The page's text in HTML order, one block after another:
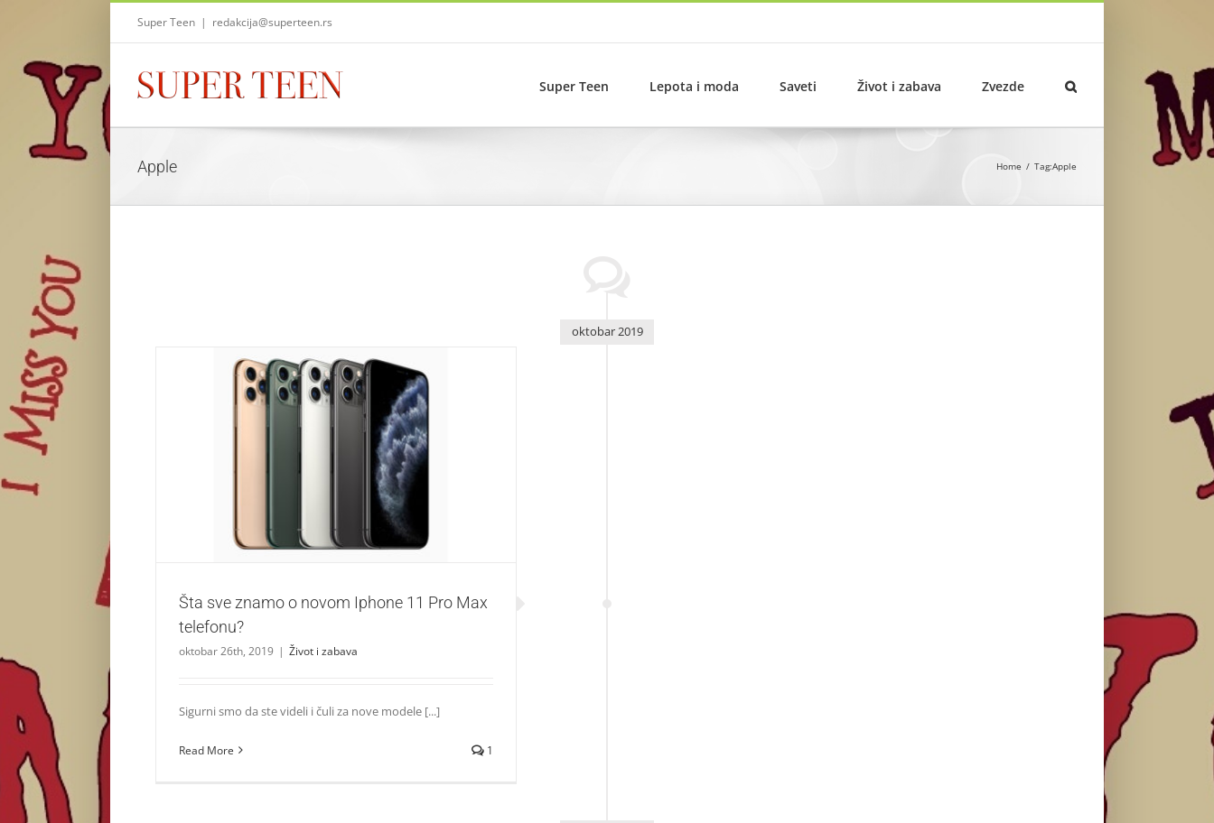
Super Teen | redakcija@superteen.rs
Super Teen Lepota i moda Saveti Život i zabava Zvezde
Apple Home Tag:Apple
oktobar 2019
Šta sve znamo o novom Iphone 11 Pro Max telefonu?
Šta sve znamo o novom Iphone 11 Pro Max
telefonu?
oktobar 26th, 2019 | Život i zabava
Sigurni smo da ste videli i čuli za nove modele [...]
Read More 1